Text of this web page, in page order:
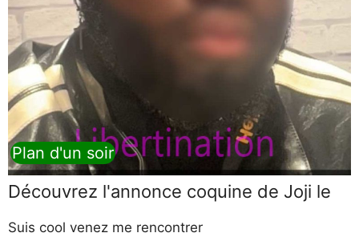
Plan d'un soir
Découvrez l'annonce coquine de Joji le
Suis cool venez me rencontrer